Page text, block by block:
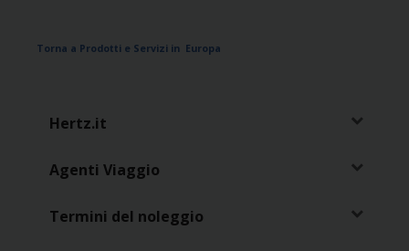
Customer
Service
Loyalty
Torna a Prodotti e Servizi in Europa
Hertz.it
Agenti Viaggio
Termini del noleggio